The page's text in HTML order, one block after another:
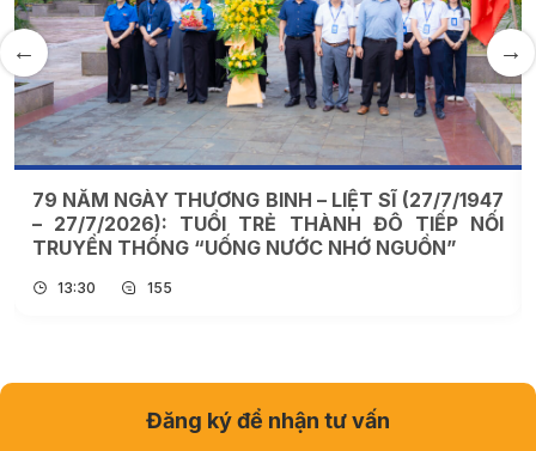
79 NĂM NGÀY THƯƠNG BINH – LIỆT SĨ (27/7/1947
– 27/7/2026): TUỔI TRẺ THÀNH ĐÔ TIẾP NỐI
TRUYỀN THỐNG “UỐNG NƯỚC NHỚ NGUỒN”
13:30 155
Đăng ký để nhận tư vấn